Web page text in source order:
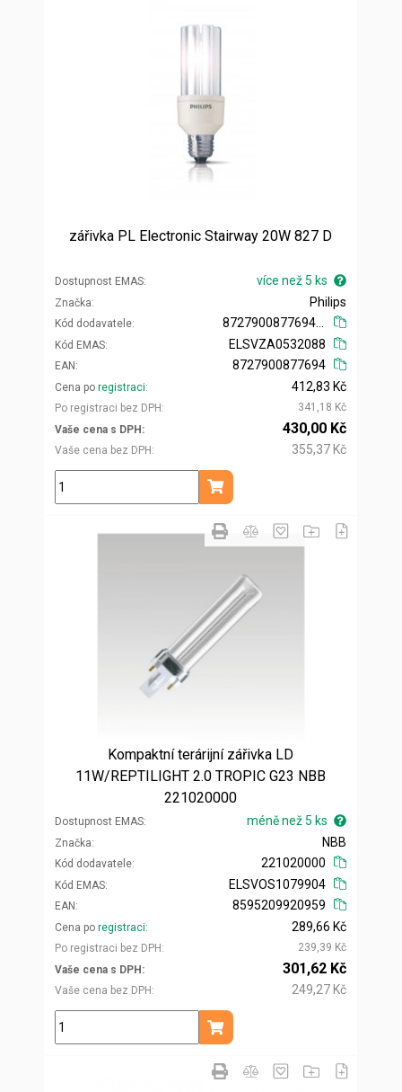
zářivka PL Electronic Stairway 20W 827 D
Dostupnost EMAS více než 5 ks
Značka
Kód dodavatele
Philips
Kód EMAS
EAN
ELSVZA0532088
8727900877694
Cena po registraci
Po registraci bez DPH
412,83 Kč
341,18 Kč
Vaše cena s DPH
Vaše cena bez DPH
430,00 Kč
355,37 Kč
ks
Přidat do košíku
Kompaktní terárijní zářivka LD
11W/REPTILIGHT 2.0 TROPIC G23 NBB
221020000
Dostupnost EMAS méně než 5 ks
Značka
Kód dodavatele
NBB
221020000
Kód EMAS
EAN
ELSVOS1079904
8595209920959
Cena po registraci
Po registraci bez DPH
289,66 Kč
239,39 Kč
Vaše cena s DPH
Vaše cena bez DPH
301,62 Kč
249,27 Kč
ks
Přidat do košíku